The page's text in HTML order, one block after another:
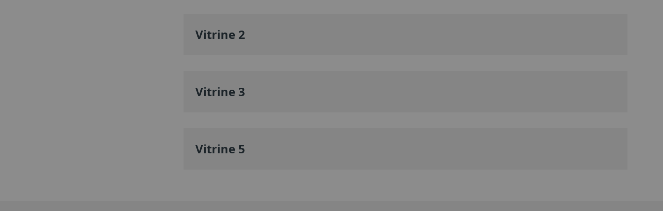
Vitrine 2
Vitrine 3
Vitrine 5